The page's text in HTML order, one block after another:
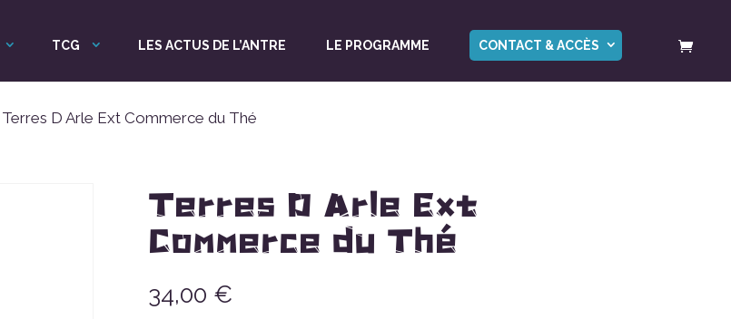
TCG LES ACTUS DE L’ANTRE LE PROGRAMME CONTACT & ACCÈS
Terres D Arle Ext Commerce du Thé
Terres D Arle Ext
Commerce du Thé
34,00 €